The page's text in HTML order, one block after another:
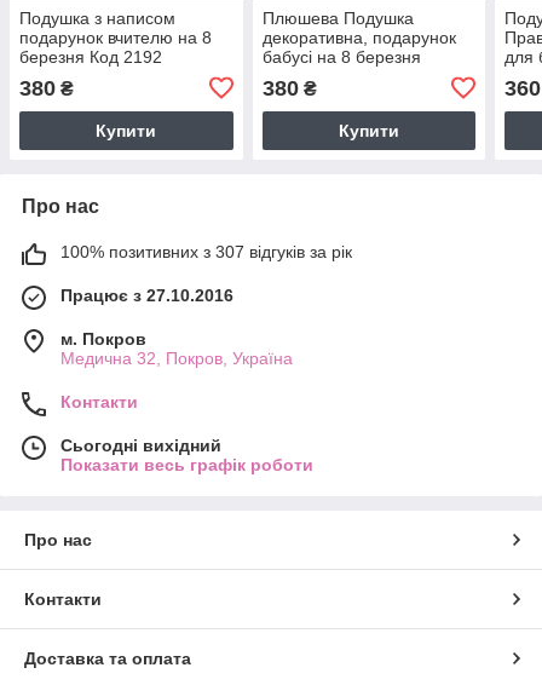
Подушка з написом
подарунок вчителю на 8
березня Код 2192
380 ₴
Купити
Плюшева Подушка
декоративна, подарунок
бабусі на 8 березня
380₴
Купити
для
360
Про нас
100% позитивних з 307 відгуків за рік
Працює з 27.10.2016
м. Покров
Медична 32, Покров, Україна
Контакти
Сьогодні вихідний
Показати весь графік роботи
Про нас
Контакти
Доставка та оплата